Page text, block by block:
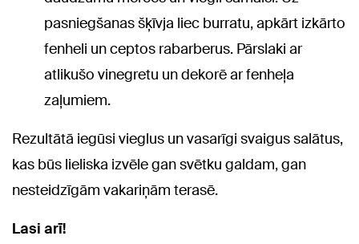
pasniegšanas šķīvja liec burratu, apkārt izkārto
fenheli un ceptos rabarberus. Pārslaki ar
atlikušo vinegretu un dekorē ar fenheļa
zaļumiem.
Rezultātā iegūsi vieglus un vasarīgi svaigus salātus,
kas būs lieliska izvēle gan svētku galdam, gan
nesteidzīgām vakariņām terasē.
Lasi arī!